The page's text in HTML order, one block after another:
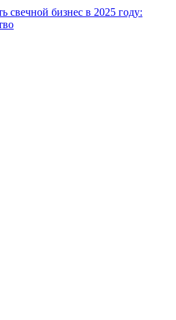
свечной бизнес в 2025 году: